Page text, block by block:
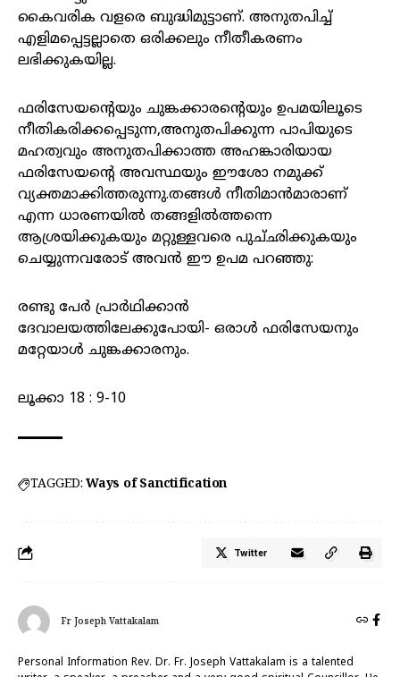
കൈവരിക വളരെ ബുദ്ധിമുട്ടാണ്. അനുതപിച്ച്
എളിമപ്പെട്ടല്ലാതെ ഒരിക്കലും നീതീകരണം
ലഭിക്കുകയില്ല.
ഫരിസേയന്റെയും ചുങ്കക്കാരന്റെയും ഉപമയിലൂടെ
നീതികരിക്കപ്പെടുന്ന,അനുതപിക്കുന്ന പാപിയുടെ
മഹത്വവും അനുതപിക്കാത്ത അഹങ്കാരിയായ
ഫരിസേയന്റെ അവസ്ഥയും ഈശോ നമുക്ക്
വ്യക്തമാക്കിത്തരുന്നു.തങ്ങള്‍ നീതിമാന്‍മാരാണ്‌
എന്ന ധാരണയില്‍ തങ്ങളില്‍ത്തന്നെ
ആശ്രയിക്കുകയും മറ്റുള്ളവരെ പുച്‌ഛിക്കുകയും
ചെയ്യുന്നവരോട്‌ അവന്‍ ഈ ഉപമ പറഞ്ഞു:
രണ്ടു പേര്‍ പ്രാര്‍ഥിക്കാന്‍
ദേവാലയത്തിലേക്കുപോയി- ഒരാള്‍ ഫരിസേയനും
മറ്റേയാള്‍ ചുങ്കക്കാരനും.
ലൂക്കാ 18 : 9-10
TAGGED: Ways of Sanctification
Twitter
Fr Joseph Vattakalam
Personal Information Rev. Dr. Fr. Joseph Vattakalam is a talented